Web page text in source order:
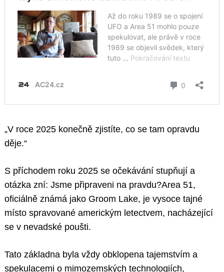
„V roce 2025 konečně zjistíte, co se tam opravdu
děje.“
S příchodem roku 2025 se očekávání stupňují a
otázka zní: Jsme připraveni na pravdu?Area 51,
oficiálně známá jako Groom Lake, je vysoce tajné
místo spravované americkým letectvem, nacházející
se v nevadské poušti.
Tato základna byla vždy obklopena tajemstvím a
spekulacemi o mimozemských technologiích,